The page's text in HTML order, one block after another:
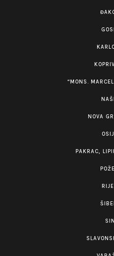
“MONS.
NOVA
PAKRAC,